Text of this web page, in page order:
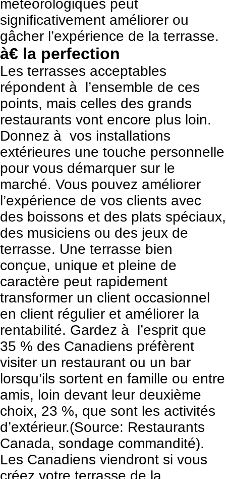
météorologiques peut
significativement améliorer ou
gâcher l’expérience de la terrasse.
à€ la perfection
Les terrasses acceptables
répondent à l’ensemble de ces
points, mais celles des grands
restaurants vont encore plus loin.
Donnez à vos installations
extérieures une touche personnelle
pour vous démarquer sur le
marché. Vous pouvez améliorer
l’expérience de vos clients avec
des boissons et des plats spéciaux,
des musiciens ou des jeux de
terrasse. Une terrasse bien
conçue, unique et pleine de
caractère peut rapidement
transformer un client occasionnel
en client régulier et améliorer la
rentabilité. Gardez à l’esprit que
35 % des Canadiens préfèrent
visiter un restaurant ou un bar
lorsqu’ils sortent en famille ou entre
amis, loin devant leur deuxième
choix, 23 %, que sont les activités
d’extérieur.(Source: Restaurants
Canada, sondage commandité).
Les Canadiens viendront si vous
créez votre terrasse de la